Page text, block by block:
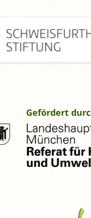
Gefördert